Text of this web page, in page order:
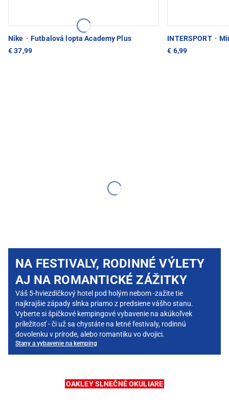
Nike · Futbalová lopta Academy Plus
€ 37,99
INTERSPORT ·
€ 6,99
NA FESTIVALY, RODINNÉ VÝLETY
AJ NA ROMANTICKÉ ZÁŽITKY
Váš 5-hviezdičkový hotel pod holým nebom -zažite tie
najkrajšie západy slnka priamo z predsiene vášho stanu.
Vyberte si špičkové kempingové vybavenie na akúkoľvek
príležitosť - či už sa chystáte na letné festivaly, rodinnú
dovolenku v prírode, alebo romantiku vo dvojici.
Stany a vybavenie na kemping
OAKLEY SLNEČNÉ OKULIARE